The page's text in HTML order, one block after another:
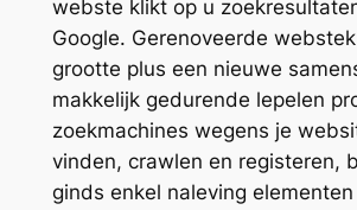
webste klikt op u
Google. Gerenoveerde
grootte plus een nieuwe
makkelijk gedurende lepelen
zoekmachines wegens je
vinden, crawlen en registeren,
ginds enkel naleving